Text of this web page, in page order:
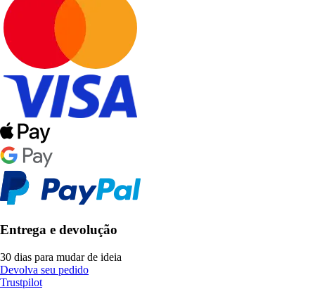
Entrega e devolução
30 dias para mudar de ideia
Devolva seu pedido
Trustpilot